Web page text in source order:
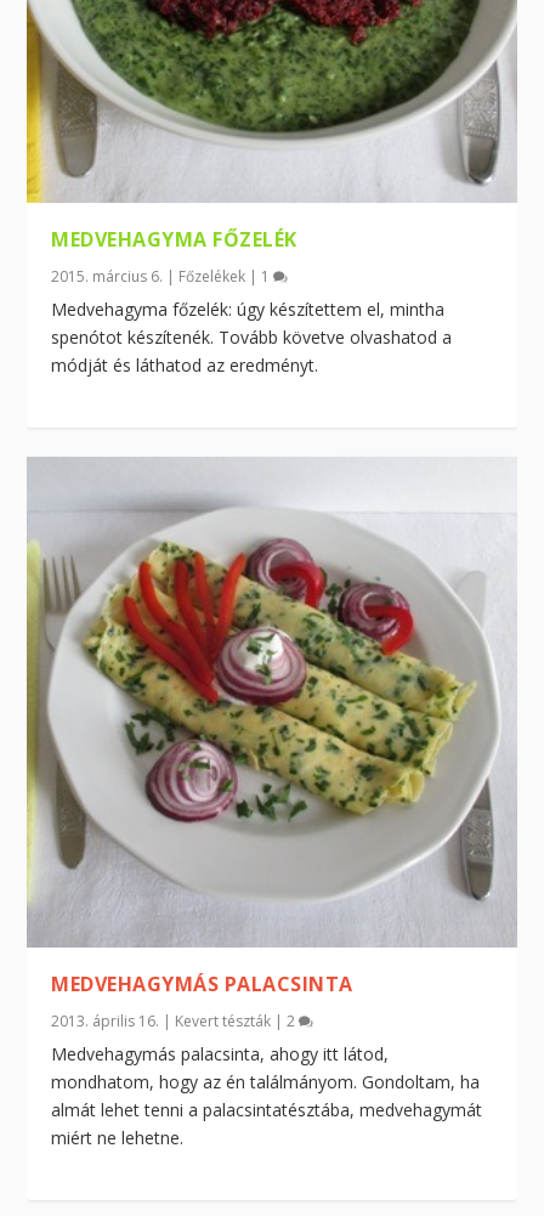
MEDVEHAGYMA FŐZELÉK
2015. március 6. | Főzelékek | 1
Medvehagyma főzelék: úgy készítettem el, mintha
spenótot készítenék. Tovább követve olvashatod a
módját és láthatod az eredményt.
MEDVEHAGYMÁS PALACSINTA
2013. április 16. | Kevert tészták |2
Medvehagymás palacsinta, ahogy itt látod,
mondhatom, hogy az én találmányom. Gondoltam, ha
almát lehet tenni a palacsintatésztába, medvehagymát
miért ne lehetne.